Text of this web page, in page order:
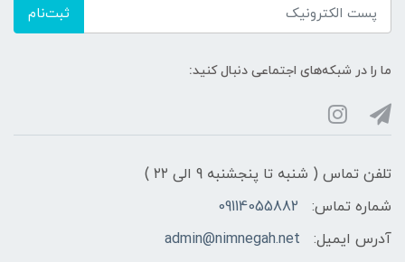
ثبت‌نام
ما را در شبکه‌های اجتماعی دنبال کنید:
تلفن تماس ( شنبه تا پنجشنبه 9 الی ۲۲ )
شماره تماس:
09114055882
آدرس ایمیل:
admin@nimnegah.net